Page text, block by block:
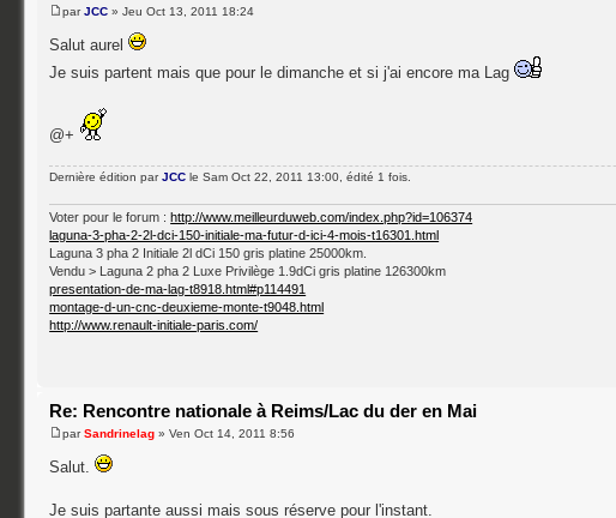
parJCC » Jeu Oct 13, 2011 18:24
Salut aurel
Je suis partent mais que pour le dimanche et si j'ai encore ma Lag
@+
Dernière édition parJCC le Sam Oct 22, 2011 13:00, édité 1 fois.
Voter pour le forum :http://www.meilleurduweb.com/index.php?id=106374
laguna-3-pha-2-2l-dci-150-initiale-ma-futur-d-ici-4-mois-t16301.html
Laguna 3 pha 2 Initiale 2l dCi 150 gris platine 25000km.
Vendu > Laguna 2 pha 2 Luxe Privilège 1.9dCi gris platine 126300km
presentation-de-ma-lag-t8918.html#p114491
montage-d-un-cnc-deuxieme-monte-t9048.html
http://www.renault-initiale-paris.com/
Re: Rencontre nationale à Reims/Lac du der en Mai
parSandrinelag » Ven Oct 14, 2011 8:56
Salut.
Je suis partante aussi mais sous réserve pour l'instant.